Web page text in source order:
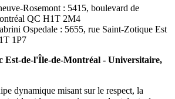
Rosemont : 5415, boulevard de
QC H1T 2M4
Ospedale : 5655, rue Saint-Zotique Est
1P7
Est-de-l'Île-de-Montréal - Universitaire,
dynamique misant sur le respect, la